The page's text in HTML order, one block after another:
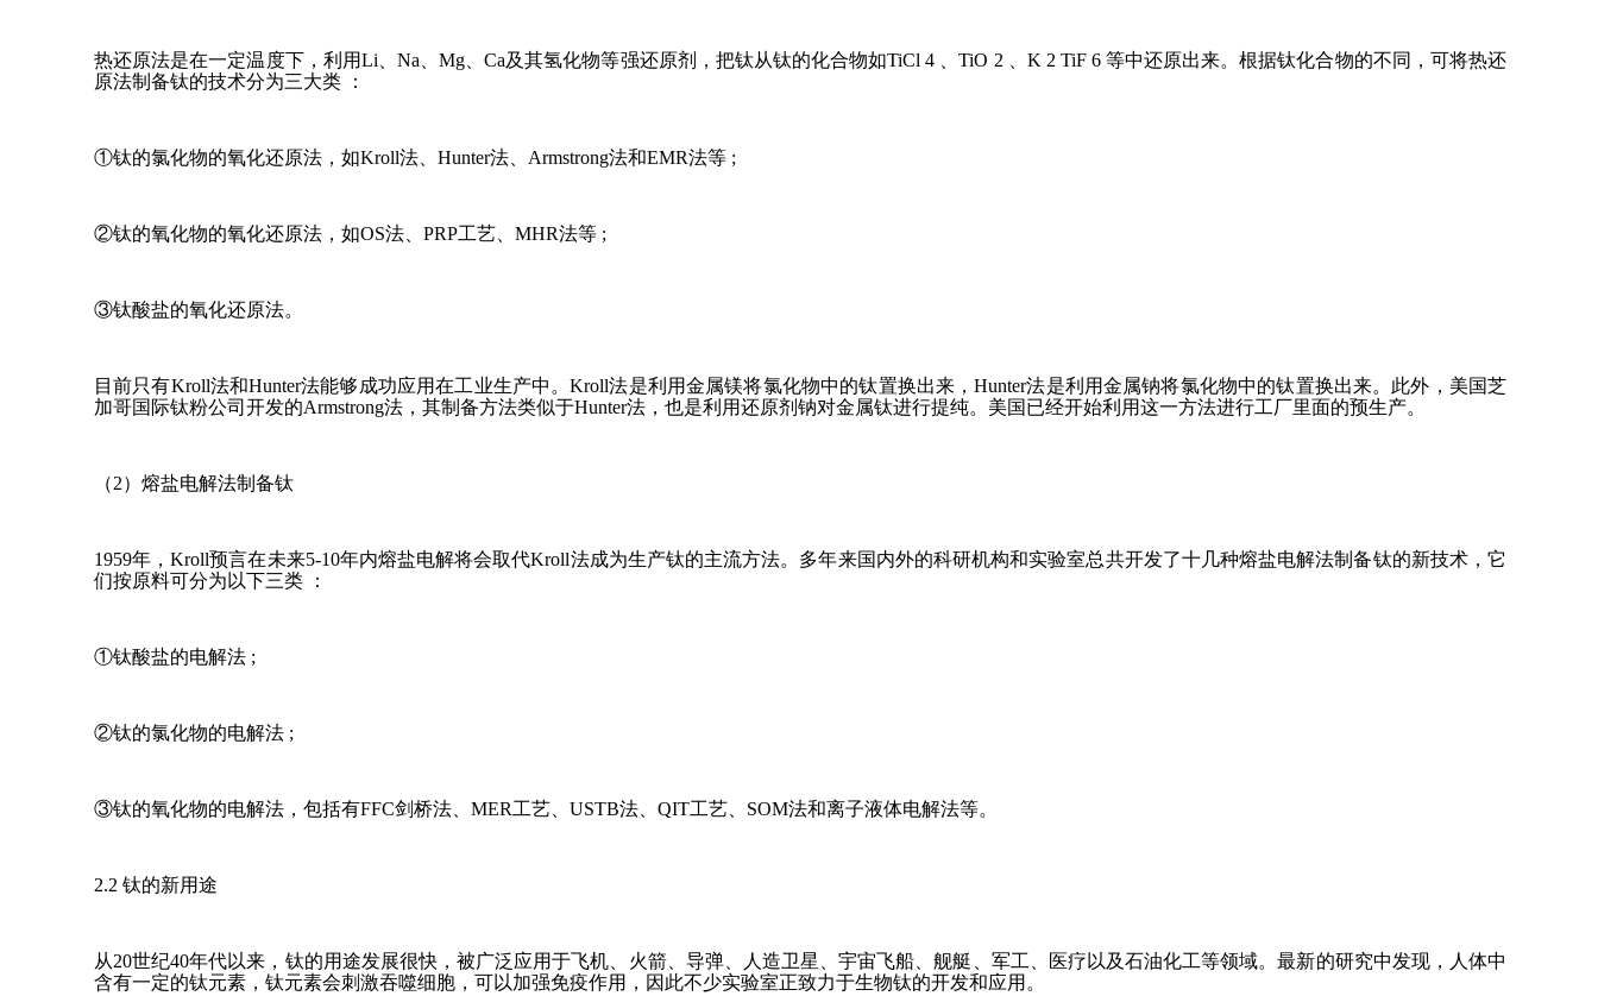
热还原法是在一定温度下，利用Li、Na、Mg、Ca及其氢化物等强还原剂，把钛从钛的化合物如TiCl 4 、TiO 2 、K 2 TiF 6 等中还原出来。根据钛化合物的不同，可将热还
原法制备钛的技术分为三大类 ：
①钛的氯化物的氧化还原法，如Kroll法、Hunter法、Armstrong法和EMR法等 ;
②钛的氧化物的氧化还原法，如OS法、PRP工艺、MHR法等 ;
③钛酸盐的氧化还原法。
目前只有Kroll法和Hunter法能够成功应用在工业生产中。Kroll法是利用金属镁将氯化物中的钛置换出来，Hunter法是利用金属钠将氯化物中的钛置换出来。此外，美国芝
加哥国际钛粉公司开发的Armstrong法，其制备方法类似于Hunter法，也是利用还原剂钠对金属钛进行提纯。美国已经开始利用这一方法进行工厂里面的预生产。
（2）熔盐电解法制备钛
1959年，Kroll预言在未来5-10年内熔盐电解将会取代Kroll法成为生产钛的主流方法。多年来国内外的科研机构和实验室总共开发了十几种熔盐电解法制备钛的新技术，它
们按原料可分为以下三类 ：
①钛酸盐的电解法 ;
②钛的氯化物的电解法 ;
③钛的氧化物的电解法，包括有FFC剑桥法、MER工艺、USTB法、QIT工艺、SOM法和离子液体电解法等。
2.2 钛的新用途
从20世纪40年代以来，钛的用途发展很快，被广泛应用于飞机、火箭、导弹、人造卫星、宇宙飞船、舰艇、军工、医疗以及石油化工等领域。最新的研究中发现，人体中
含有一定的钛元素，钛元素会刺激吞噬细胞，可以加强免疫作用，因此不少实验室正致力于生物钛的开发和应用。